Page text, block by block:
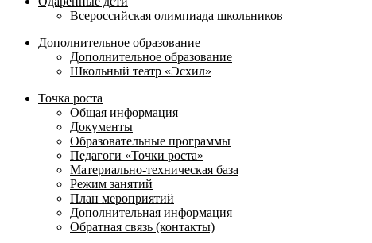
Всероссийская олимпиада школьников
Дополнительное образование
Дополнительное образование
Школьный театр «Эсхил»
Точка роста
Общая информация
Документы
Образовательные программы
Педагоги «Точки роста»
Материально-техническая база
Режим занятий
План мероприятий
Дополнительная информация
Обратная связь (контакты)